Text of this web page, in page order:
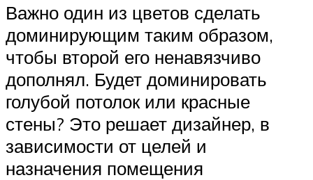
Важно один из цветов сделать
доминирующим таким образом,
чтобы второй его ненавязчиво
дополнял. Будет доминировать
голубой потолок или красные
стены? Это решает дизайнер, в
зависимости от целей и
назначения помещения